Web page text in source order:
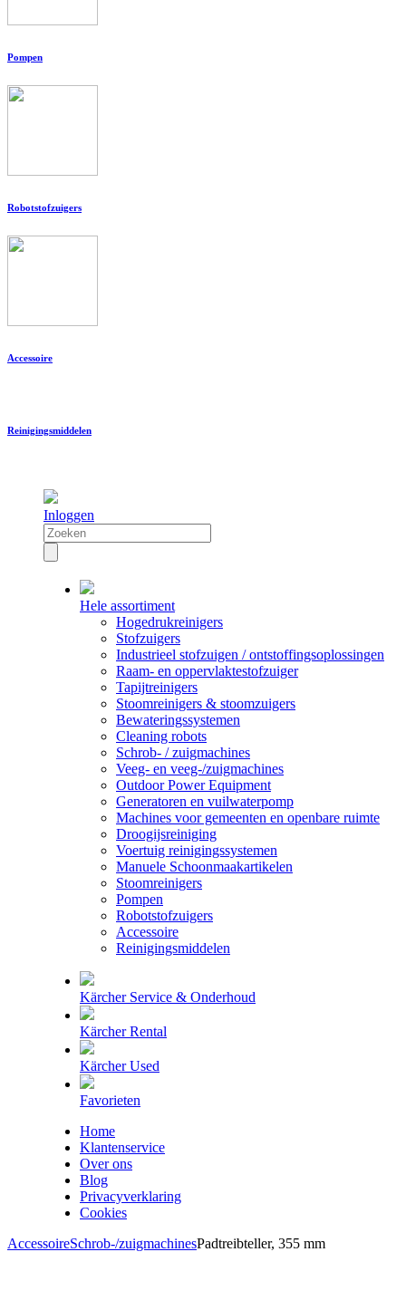
Pompen
Robotstofzuigers
Accessoire
Reinigingsmiddelen
Inloggen
Hele assortiment
Hogedrukreinigers
Stofzuigers
Industrieel stofzuigen / ontstoffingsoplossingen
Raam- en oppervlaktestofzuiger
Tapijtreinigers
Stoomreinigers & stoomzuigers
Bewateringssystemen
Cleaning robots
Schrob- / zuigmachines
Veeg- en veeg-/zuigmachines
Outdoor Power Equipment
Generatoren en vuilwaterpomp
Machines voor gemeenten en openbare ruimte
Droogijsreiniging
Voertuig reinigingssystemen
Manuele Schoonmaakartikelen
Stoomreinigers
Pompen
Robotstofzuigers
Accessoire
Reinigingsmiddelen
Kärcher Service & Onderhoud
Kärcher Rental
Kärcher Used
Favorieten
Home
Klantenservice
Over ons
Blog
Privacyverklaring
Cookies
AccessoireSchrob-/zuigmachinesPadtreibteller, 355 mm